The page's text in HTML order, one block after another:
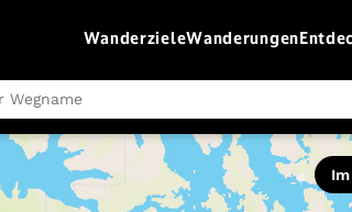
WanderzieleWanderungen
Schwierigkeit
leicht moderat